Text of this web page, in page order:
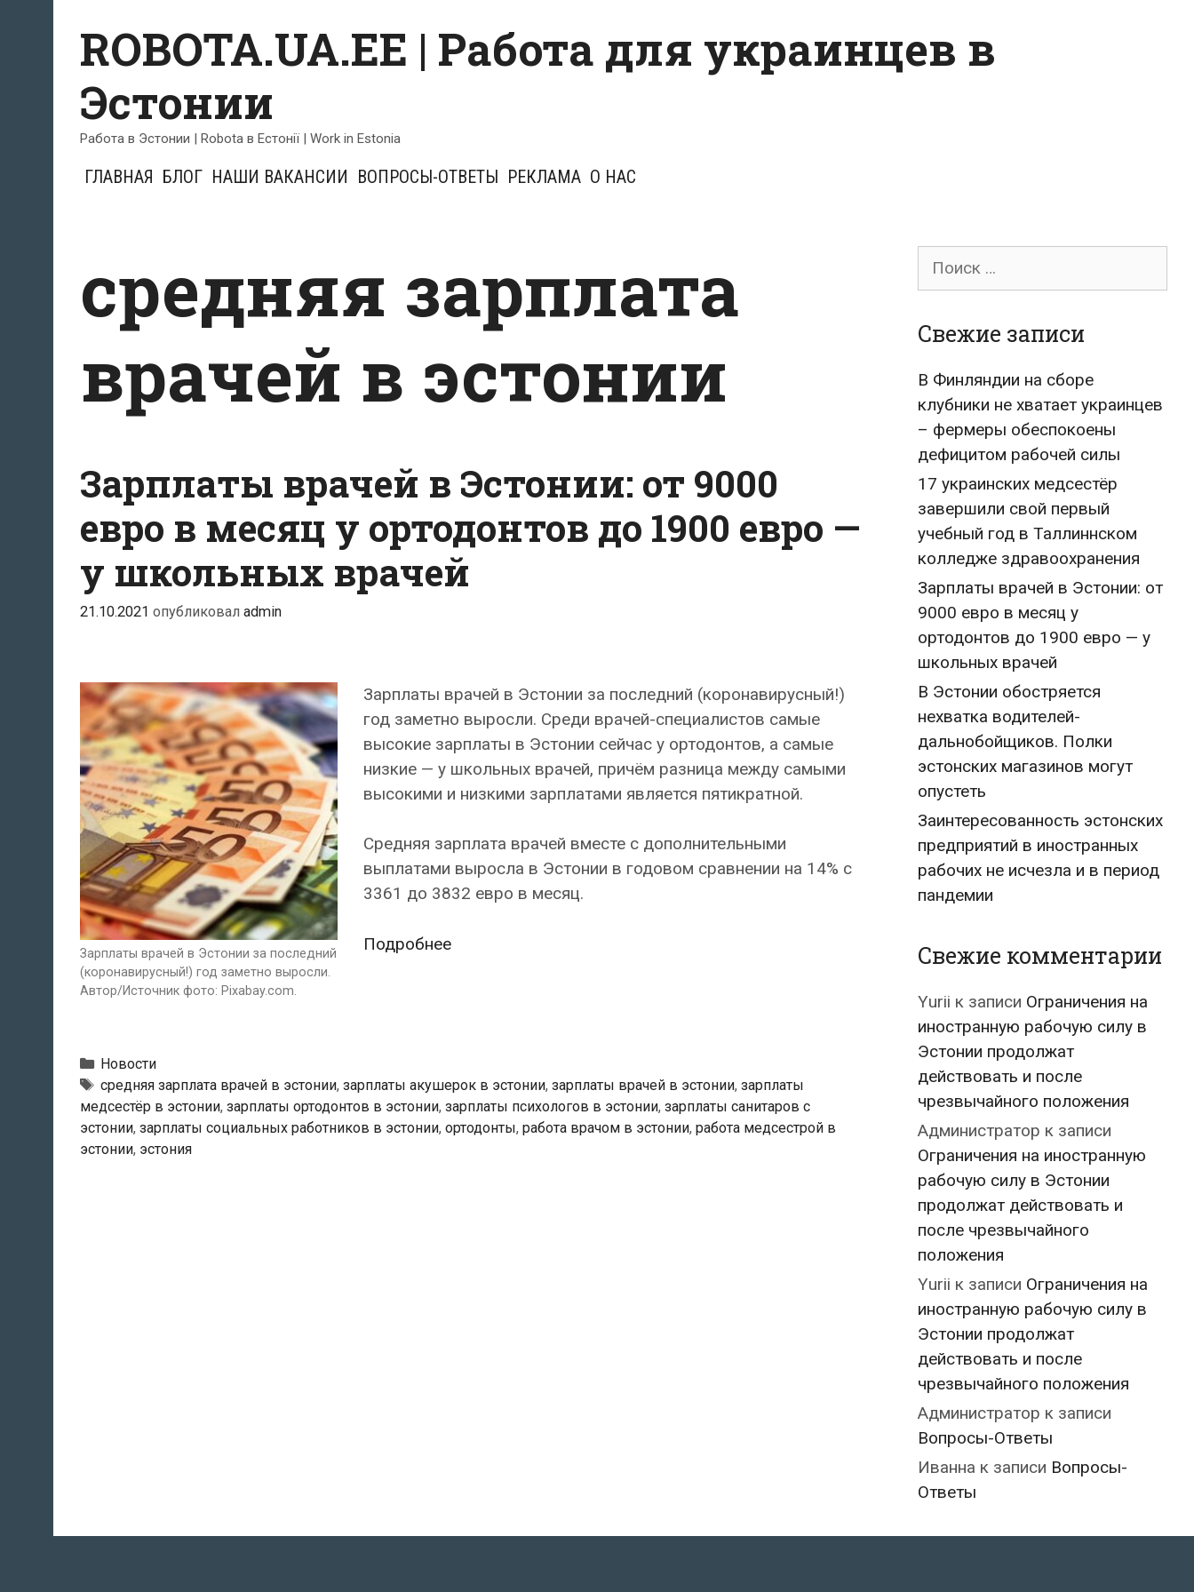
content
ROBOTA.UA.EE | Работа для украинцев в
Эстонии
Работа в Эстонии | Robota в Естонії | Work in Estonia
ГЛАВНАЯ БЛОГ НАШИ ВАКАНСИИ ВОПРОСЫ-ОТВЕТЫ РЕКЛАМА О НАС
cредняя зарплата
врачей в эстонии
Зарплаты врачей в Эстонии: от 9000
евро в месяц у ортодонтов до 1900 евро —
у школьных врачей
21.10.2021 опубликовал admin
Зарплаты врачей в Эстонии за последний
(коронавирусный!) год заметно выросли.
Автор/Источник фото: Pixabay.com.
Зарплаты врачей в Эстонии за последний (коронавирусный!)
год заметно выросли. Среди врачей-специалистов самые
высокие зарплаты в Эстонии сейчас у ортодонтов, а самые
низкие — у школьных врачей, причём разница между самыми
высокими и низкими зарплатами является пятикратной.
Средняя зарплата врачей вместе с дополнительными
выплатами выросла в Эстонии в годовом сравнении на 14% с
3361 до 3832 евро в месяц.
ПодробнееЗарплаты
евро
в
месяц
Рубрики
Новости
Теги
cредняя зарплата врачей в эстонии, зарплаты акушерок в эстонии, зарплаты врачей в эстонии, зарплаты
медсестёр в эстонии, зарплаты ортодонтов в эстонии, зарплаты психологов в эстонии, зарплаты санитаров с
эстонии, зарплаты социальных работников в эстонии, ортодонты, работа врачом в эстонии, работа медсестрой в
эстонии, эстония
Поиск
Свежие записи
В Финляндии на сборе
клубники не хватает украинцев
– фермеры обеспокоены
дефицитом рабочей силы
17 украинских медсестёр
завершили свой первый
учебный год в Таллиннском
колледже здравоохранения
Зарплаты врачей в Эстонии: от
9000 евро в месяц у
ортодонтов до 1900 евро — у
школьных врачей
В Эстонии обостряется
нехватка водителей-
дальнобойщиков. Полки
эстонских магазинов могут
опустеть
Заинтересованность эстонских
предприятий в иностранных
рабочих не исчезла и в период
пандемии
Свежие комментарии
Yurii к записи Ограничения на
иностранную рабочую силу в
Эстонии продолжат
действовать и после
чрезвычайного положения
Администратор к записи
Ограничения на иностранную
рабочую силу в Эстонии
продолжат действовать и
после чрезвычайного
положения
Yurii к записи Ограничения на
иностранную рабочую силу в
Эстонии продолжат
действовать и после
чрезвычайного положения
Администратор к записи
Вопросы-Ответы
Иванна к записи Вопросы-
Ответы